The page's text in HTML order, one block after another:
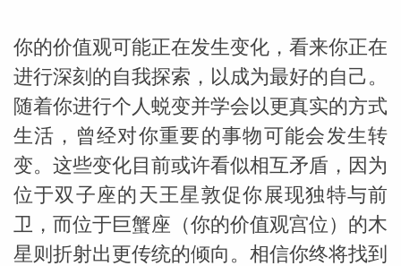
_susan
你的价值观可能正在发生变化，看来你正在
进行深刻的自我探索，以成为最好的自己。
随着你进行个人蜕变并学会以更真实的方式
生活，曾经对你重要的事物可能会发生转
变。这些变化目前或许看似相互矛盾，因为
位于双子座的天王星敦促你展现独特与前
卫，而位于巨蟹座（你的价值观宫位）的木
星则折射出更传统的倾向。相信你终将找到